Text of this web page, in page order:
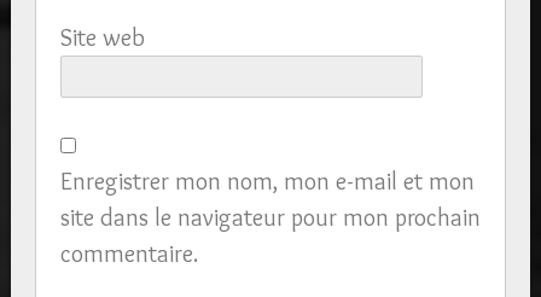
Site web
Enregistrer mon nom, mon e-mail et mon
site dans le navigateur pour mon prochain
commentaire.